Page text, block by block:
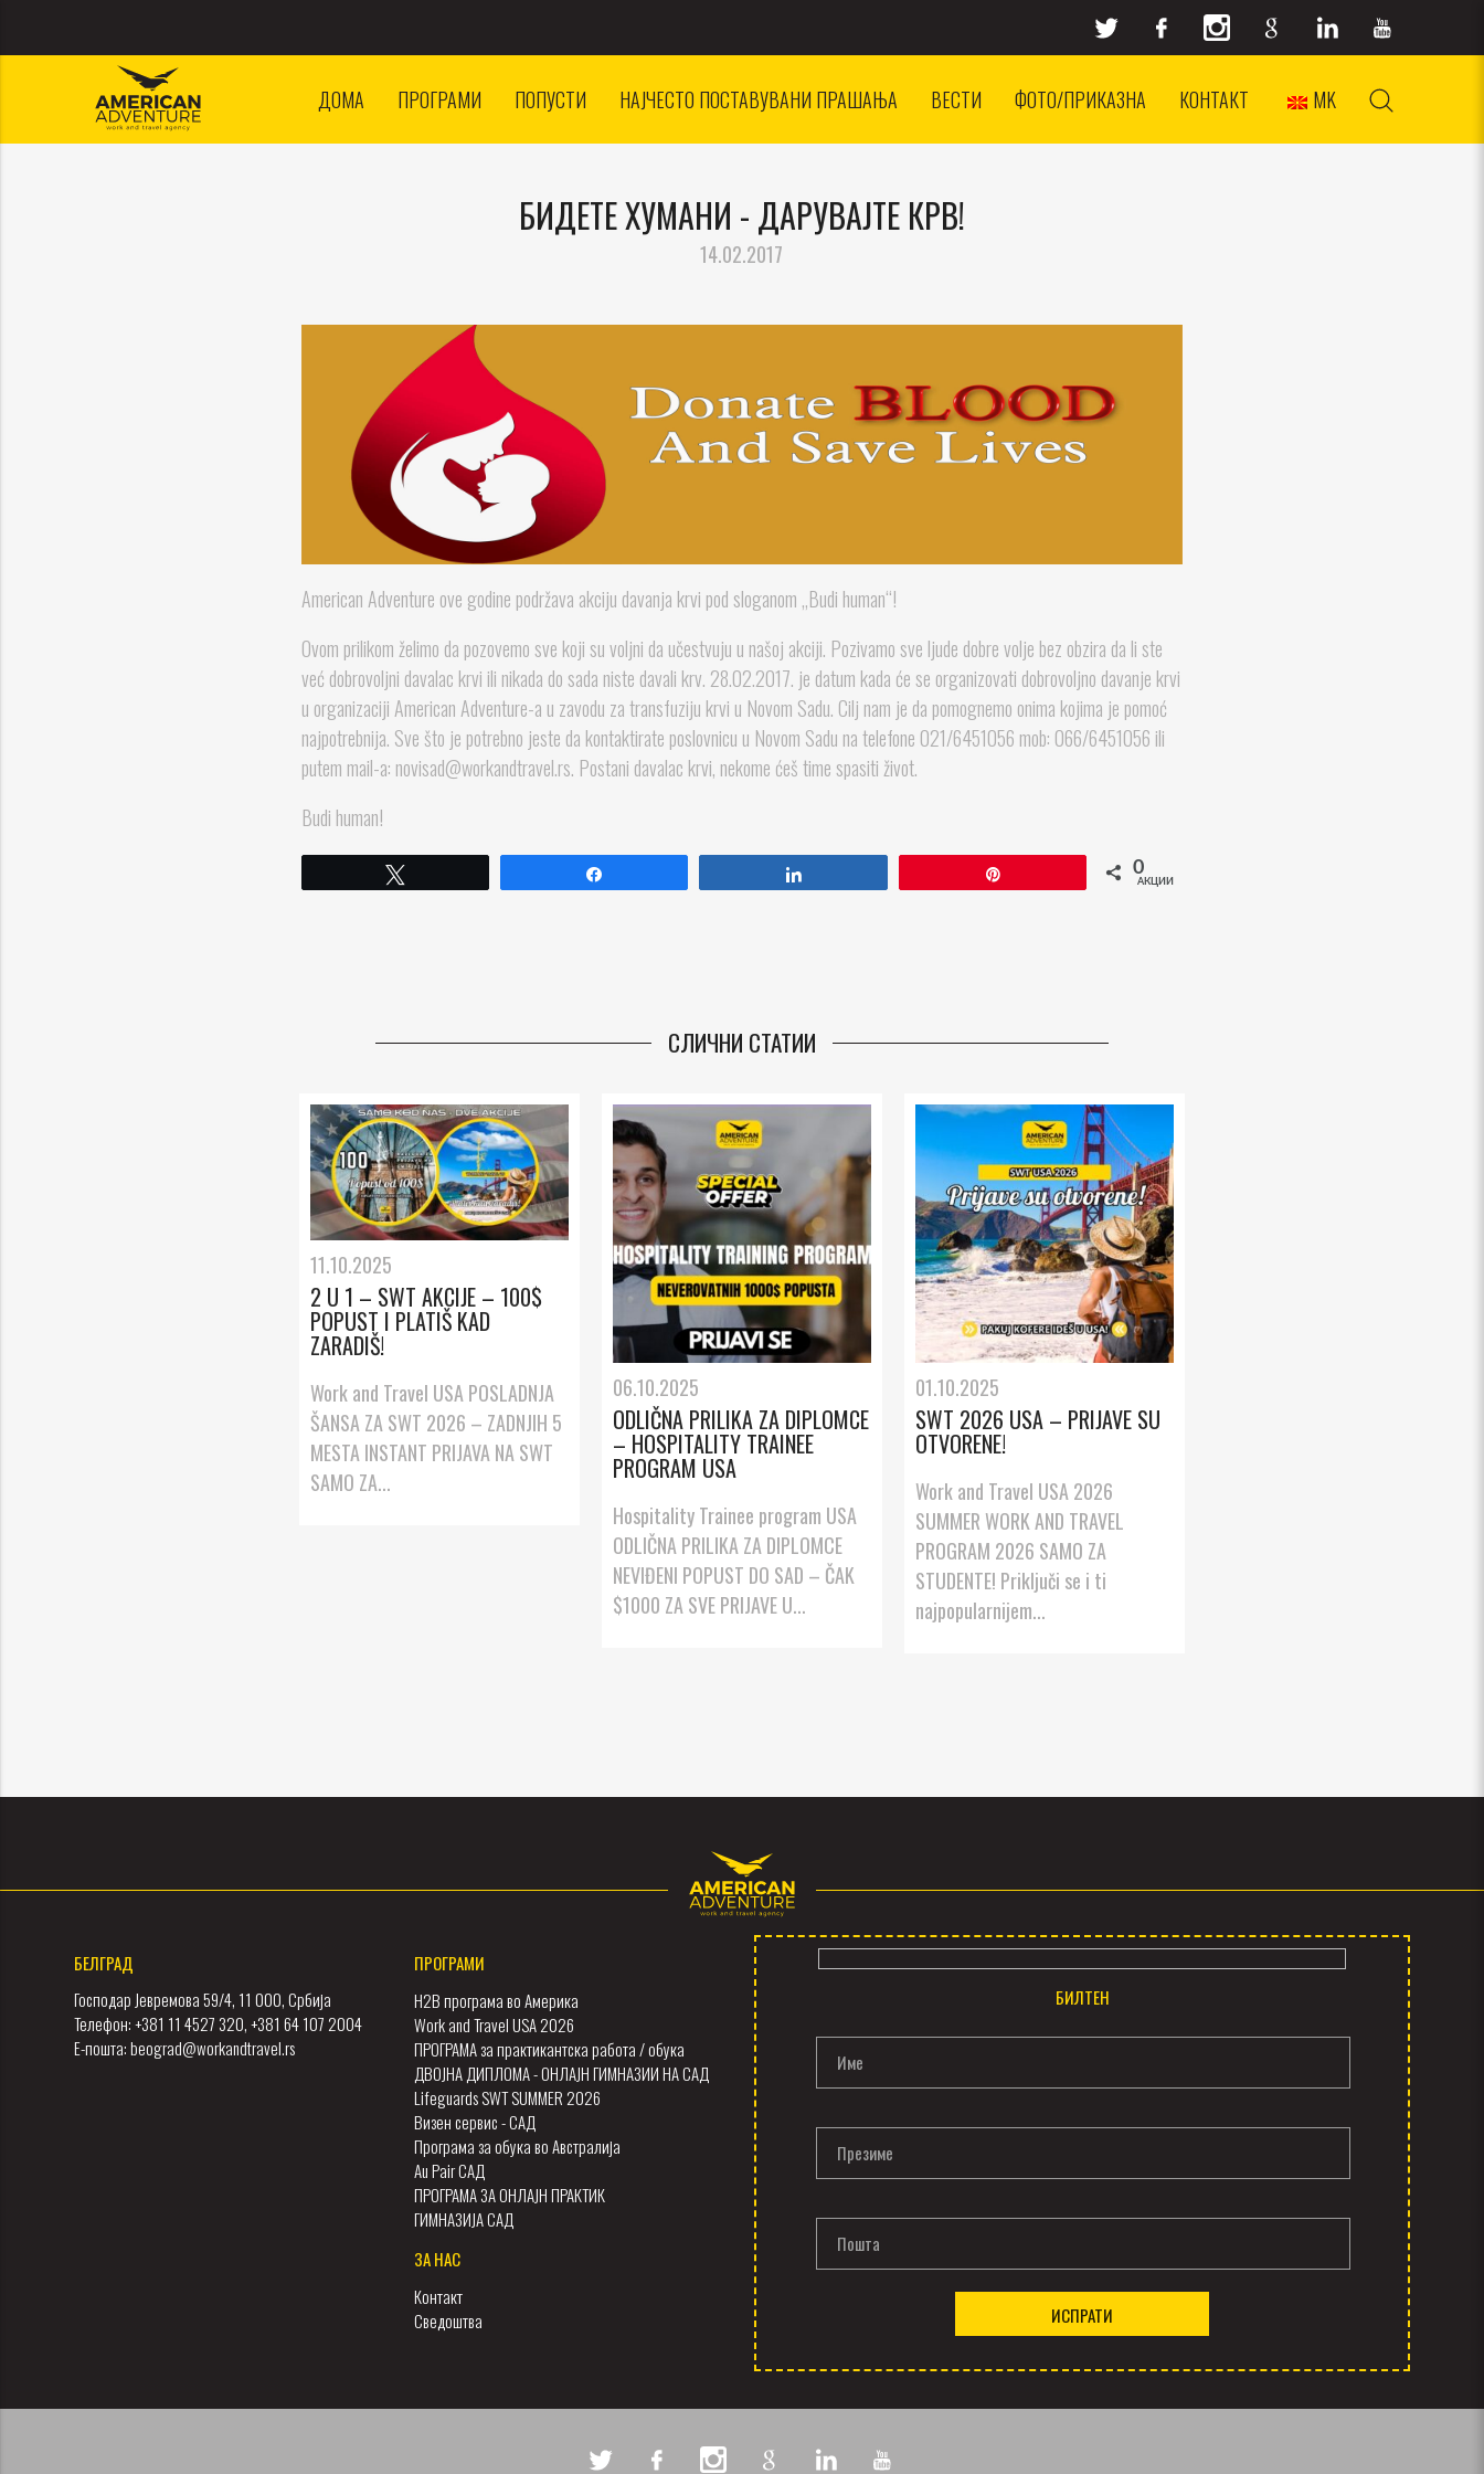
ДОМА ПРОГРАМИ ПОПУСТИ НАЈЧЕСТО ПОСТАВУВАНИ ПРАШАЊА ВЕСТИ ФОТО/ПРИКАЗНА КОНТАКТ MK
БИДЕТЕ ХУМАНИ - ДАРУВАЈТЕ КРВ!
14.02.2017
American Adventure ove godine podržava akciju davanja krvi pod sloganom „Budi human“!
Ovom prilikom želimo da pozovemo sve koji su voljni da učestvuju u našoj akciji. Pozivamo sve ljude dobre volje bez obzira da li ste
već dobrovoljni davalac krvi ili nikada do sada niste davali krv. 28.02.2017. je datum kada će se organizovati dobrovoljno davanje krvi
u organizaciji American Adventure-a u zavodu za transfuziju krvi u Novom Sadu. Cilj nam je da pomognemo onima kojima je pomoć
najpotrebnija. Sve što je potrebno jeste da kontaktirate poslovnicu u Novom Sadu na telefone 021/6451056 mob: 066/6451056 ili
putem mail-a: novisad@workandtravel.rs. Postani davalac krvi, nekome ćeš time spasiti život.
Budi human!
0
АКЦИИ
СЛИЧНИ СТАТИИ
11.10.2025
2 U 1 – SWT AKCIJE – 100$
POPUST I PLATIŠ KAD
ZARADIŠ!
Work and Travel USA POSLADNJA
ŠANSA ZA SWT 2026 – ZADNJIH 5
MESTA INSTANT PRIJAVA NA SWT
SAMO ZA...
06.10.2025
ODLIČNA PRILIKA ZA DIPLOMCE
– HOSPITALITY TRAINEE
PROGRAM USA
Hospitality Trainee program USA
ODLIČNA PRILIKA ZA DIPLOMCE
NEVIĐENI POPUST DO SAD – ČAK
$1000 ZA SVE PRIJAVE U...
01.10.2025
SWT 2026 USA – PRIJAVE SU
OTVORENE!
Work and Travel USA 2026
SUMMER WORK AND TRAVEL
PROGRAM 2026 SAMO ZA
STUDENTE! Priključi se i ti
najpopularnijem...
БЕЛГРАД
Господар Јевремова 59/4, 11 000, Србија
Телефон: +381 11 4527 320, +381 64 107 2004
Е-пошта: beograd@workandtravel.rs
ПРОГРАМИ
H2B програма во Америка
Work and Travel USA 2026
ПРОГРАМА за практикантска работа / обука
ДВОЈНА ДИПЛОМА - ОНЛАЈН ГИМНАЗИИ НА САД
Lifeguards SWT SUMMER 2026
Визен сервис - САД
Програма за обука во Австралија
Au Pair САД
ПРОГРАМА ЗА ОНЛАЈН ПРАКТИК
ГИМНАЗИЈА САД
ЗА НАС
Контакт
Сведоштва
БИЛТЕН
Име
Презиме
Пошта